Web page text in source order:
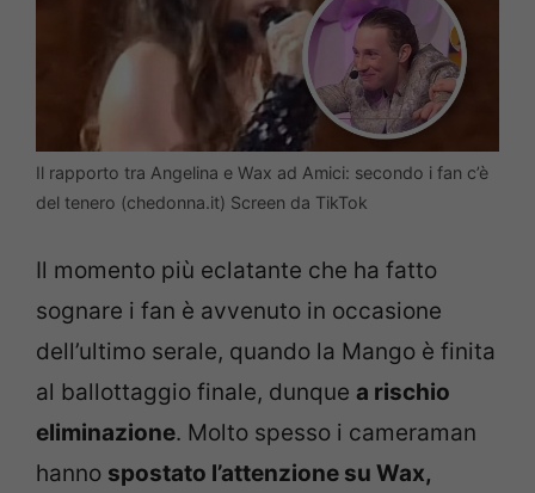
Il rapporto tra Angelina e Wax ad Amici: secondo i fan c’è
del tenero (chedonna.it) Screen da TikTok
Il momento più eclatante che ha fatto
sognare i fan è avvenuto in occasione
dell’ultimo serale, quando la Mango è finita
al ballottaggio finale, dunque a rischio
eliminazione. Molto spesso i cameraman
hanno spostato l’attenzione su Wax,